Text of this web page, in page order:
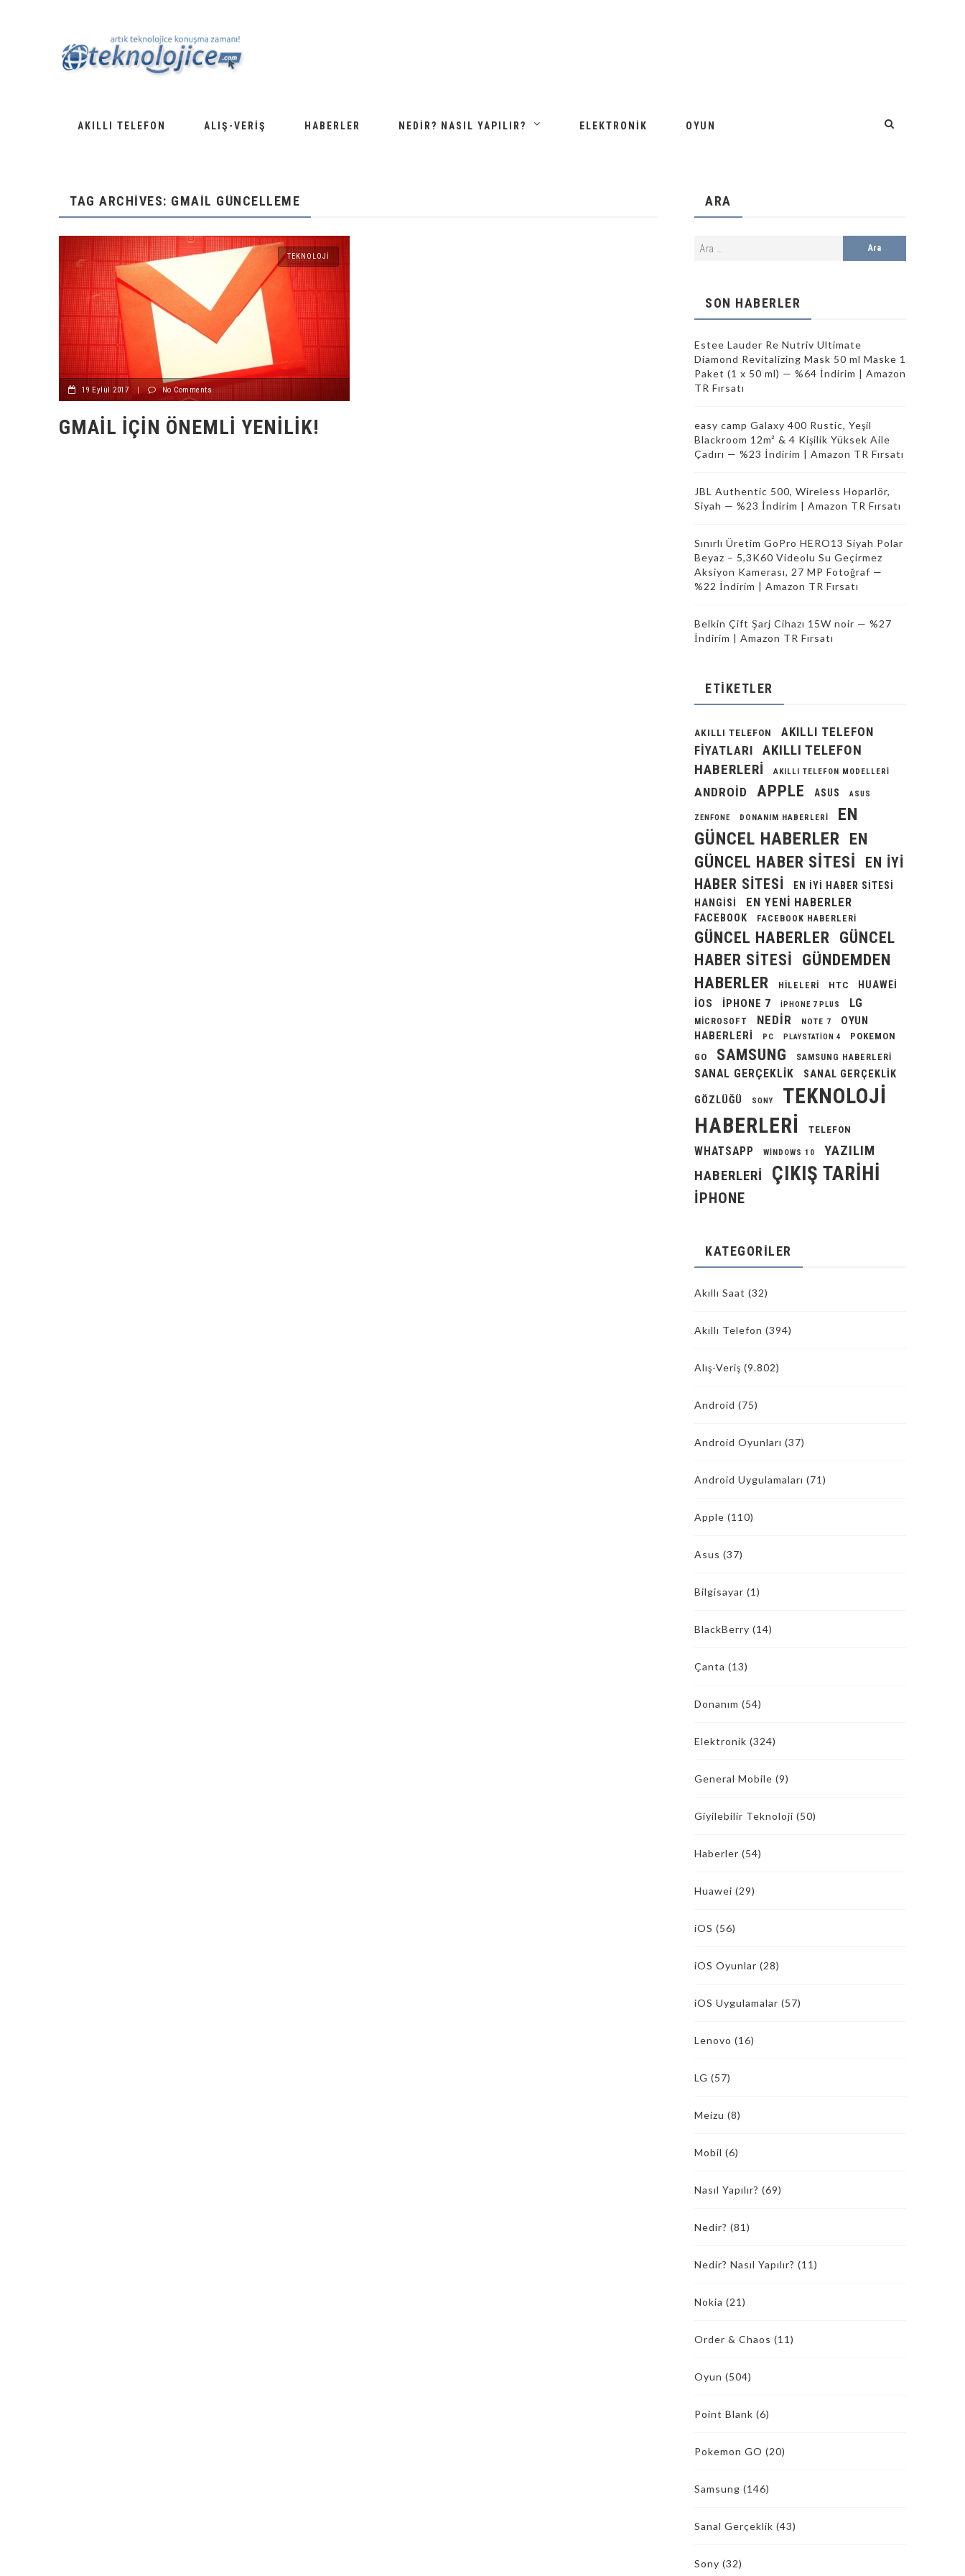
AKILLI TELEFON ALIŞ-VERIŞ HABERLER NEDIR? NASIL YAPILIR? ELEKTRONIK OYUN
TAG ARCHIVES: GMAIL GÜNCELLEME
TEKNOLOJI
19 Eylül 2017 No Comments
GMAIL İÇIN ÖNEMLI YENILIK!
ARA
SON HABERLER
Estee Lauder Re Nutriv Ultimate
Diamond Revitalizing Mask 50 ml Maske 1
Paket (1 x 50 ml) — %64 İndirim | Amazon
TR Fırsatı
easy camp Galaxy 400 Rustic, Yeşil
Blackroom 12m² & 4 Kişilik Yüksek Aile
Çadırı — %23 İndirim | Amazon TR Fırsatı
JBL Authentic 500, Wireless Hoparlör,
Siyah — %23 İndirim | Amazon TR Fırsatı
Sınırlı Üretim GoPro HERO13 Siyah Polar
Beyaz – 5,3K60 Videolu Su Geçirmez
Aksiyon Kamerası, 27 MP Fotoğraf —
%22 İndirim | Amazon TR Fırsatı
Belkin Çift Şarj Cihazı 15W noir — %27
İndirim | Amazon TR Fırsatı
ETIKETLER
AKILLI TELEFON
AKILLI TELEFON
FIYATLARI
AKILLI TELEFON
HABERLERI
AKILLI TELEFON MODELLERI
ANDROID APPLE ASUS ASUS
ZENFONE DONANIM HABERLERI
EN
GÜNCEL HABERLER EN
GÜNCEL HABER SITESI
EN IYI
HABER SITESI
EN IYI HABER SITESI
HANGISI
EN YENI HABERLER
FACEBOOK FACEBOOK HABERLERI
GÜNCEL HABERLER
GÜNCEL
HABER SITESI
GÜNDEMDEN
HABERLER
HILELERI HTC HUAWEI
IOS IPHONE 7 IPHONE 7 PLUS LG
MICROSOFT NEDIR NOTE 7
OYUN
HABERLERI
PC PLAYSTATION 4
POKEMON
GO
SAMSUNG SAMSUNG HABERLERI
SANAL GERÇEKLIK SANAL GERÇEKLIK
GÖZLÜĞÜ SONY
TEKNOLOJI
HABERLERI
TELEFON
WHATSAPP WINDOWS 10
YAZILIM
HABERLERI
ÇIKIŞ TARIHI
İPHONE
KATEGORILER
Akıllı Saat (32)
Akıllı Telefon (394)
Alış-Veriş (9.802)
Android (75)
Android Oyunları (37)
Android Uygulamaları (71)
Apple (110)
Asus (37)
Bilgisayar (1)
BlackBerry (14)
Çanta (13)
Donanım (54)
Elektronik (324)
General Mobile (9)
Giyilebilir Teknoloji (50)
Haberler (54)
Huawei (29)
iOS (56)
iOS Oyunlar (28)
iOS Uygulamalar (57)
Lenovo (16)
LG (57)
Meizu (8)
Mobil (6)
Nasıl Yapılır? (69)
Nedir? (81)
Nedir? Nasıl Yapılır? (11)
Nokia (21)
Order & Chaos (11)
Oyun (504)
Point Blank (6)
Pokemon GO (20)
Samsung (146)
Sanal Gerçeklik (43)
Sony (32)